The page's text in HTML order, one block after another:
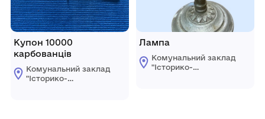
Купон 10000
карбованців
Комунальний заклад
"Історико-
Лампа
Комунальний заклад
"Історико-